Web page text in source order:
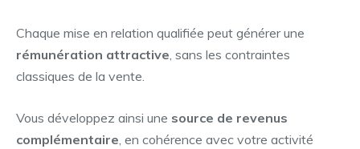
Chaque mise en relation qualifiée peut générer une
rémunération attractive , sans les contraintes
classiques de la vente.
Vous développez ainsi une source de revenus
complémentaire , en cohérence avec votre activité